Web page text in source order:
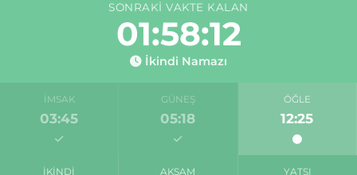
SONRAKI VAKTE KALAN
01:58:12
İkindi Namazı
İMSAK
03:45
GÜNEŞ
05:18
ÖĞLE
12:25
İKINDI AKŞAM YATSI